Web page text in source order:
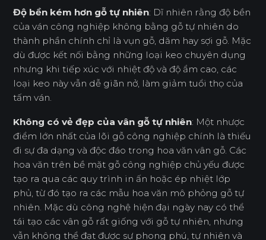
Độ bền kém hơn gỗ tự nhiên: Dĩ nhiên rằng độ bền
của ván công nghiệp không bằng gỗ tự nhiên do
thành phần chính chỉ là vụn gỗ, dăm hay sợi gỗ. Mặc
dù được kết nối bằng những loại keo chuyên dụng
nhưng khi tiếp xúc với nhiệt độ và độ ẩm cao, các
loại keo này vẫn dễ giãn nở, làm giảm tuổi thọ của
tấm ván.
Không có vẻ đẹp của vân gỗ tự nhiên: Một nhược
điểm lớn nhất của lõi gỗ công nghiệp chính là thiếu
đi sự đa dạng và độc đáo trong hoa văn vân gỗ. Các
hoa văn trên bề mặt gỗ công nghiệp chủ yếu được
tạo ra qua các quy trình in ấn hoặc ép nhiệt lớp
phủ, từ đó tạo ra các mẫu hoa văn mô phỏng gỗ tự
nhiên. Mặc dù công nghệ hiện đại ngày nay có thể
tái tạo các vân gỗ rất giống với gỗ tự nhiên, nhưng
vẫn không thể đạt được sự phong phú, tự nhiên và